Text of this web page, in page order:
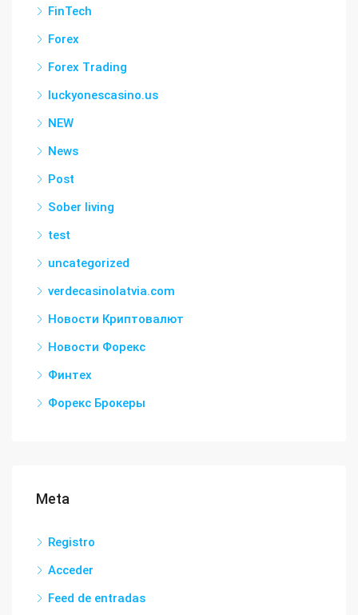
FinTech
Forex
Forex Trading
luckyonescasino.us
NEW
News
Post
Sober living
test
uncategorized
verdecasinolatvia.com
Новости Криптовалют
Новости Форекс
Финтех
Форекс Брокеры
Meta
Registro
Acceder
Feed de entradas